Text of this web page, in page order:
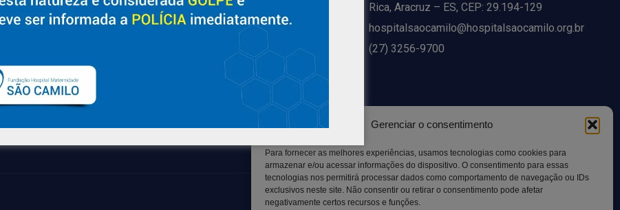
Gerenciar o consentimento
Para fornecer as melhores experiências, usamos tecnologias como cookies para
armazenar e/ou acessar informações do dispositivo. O consentimento para essas
tecnologias nos permitirá processar dados como comportamento de navegação ou IDs
exclusivos neste site. Não consentir ou retirar o consentimento pode afetar
negativamente certos recursos e funções.
Diretorias
Políticas e Normas
Blog
Contato
Solicitar Prontuário Médico
Canal LGPD e Segurança da
Rica, Aracruz – ES, CEP: 29.194-129
hospitalsaocamilo@hospitalsaocamilo.org.br
(27) 3256-9700
Copyright © BhD Comunicacao, All rights reserved.